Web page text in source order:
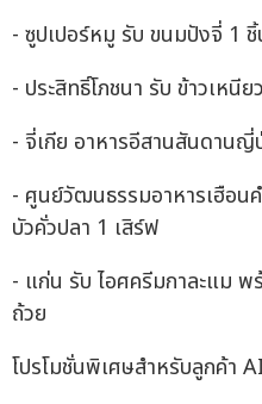
- ซูปเปอร์หมู รับ ขนมปังจี่ 1 ชิ้
- ประสิทธิ์โภชนา รับ ข้าวเหนีย
- จี่เกีย อาหารอีสานสันดานญี่
- ศูนย์วัฒนธรรมอาหารเฮือน
บัวคั่วปลา 1 เสิร์ฟ
- แก่น รับ ไอศครีมกาละแม
ถ้วย
โปรโมชั่นพิเศษสำหรับลูกค้า